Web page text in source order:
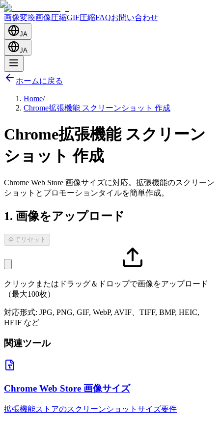
画像変換画像圧縮GIF圧縮FAQお問い合わせ
JA
JA
ホームに戻る
Home/
Chrome拡張機能 スクリーンショット 作成
Chrome拡張機能 スクリーン
ショット 作成
Chrome Web Store 画像サイズに対応。拡張機能のスクリーン
ショットとプロモーションタイルを簡単作成。
1. 画像をアップロード
全てリセット
クリックまたはドラッグ＆ドロップで画像をアップロード
（最大100枚）
対応形式: JPG, PNG, GIF, WebP, AVIF、TIFF, BMP, HEIC,
HEIF など
関連ツール
Chrome Web Store 画像サイズ
拡張機能ストアのスクリーンショットサイズ要件